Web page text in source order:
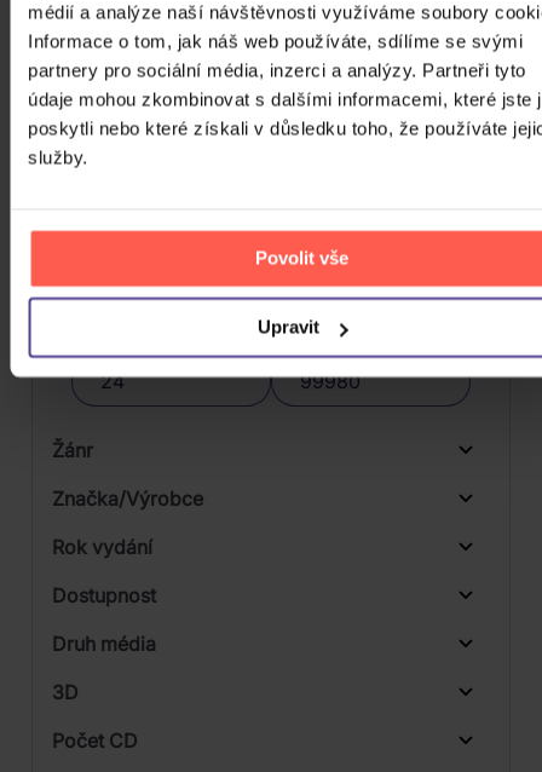
médií a analýze naší návštěvnosti využíváme soubory
Informace o tom, jak náš web používáte, sdílíme se svými
partnery pro sociální média, inzerci a analýzy. Partneři tyto
údaje mohou zkombinovat s dalšími informacemi, které jste
poskytli nebo které získali v důsledku toho, že používáte
služby.
Povolit vše
Upravit
DO KOŠÍKU
FILTRY
Cena
99980 Kč
Cena od Cena do
Žánr
Značka/Výrobce
Rok vydání
Od
Dostupnost
Druh média
3D
Počet CD